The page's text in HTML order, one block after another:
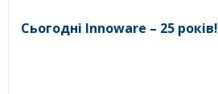
Сьогодні Innoware – 25 років!